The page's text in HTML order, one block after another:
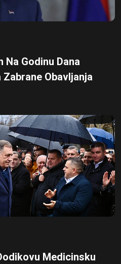
Na Godinu Dana
Obavljanja
Medicinsku